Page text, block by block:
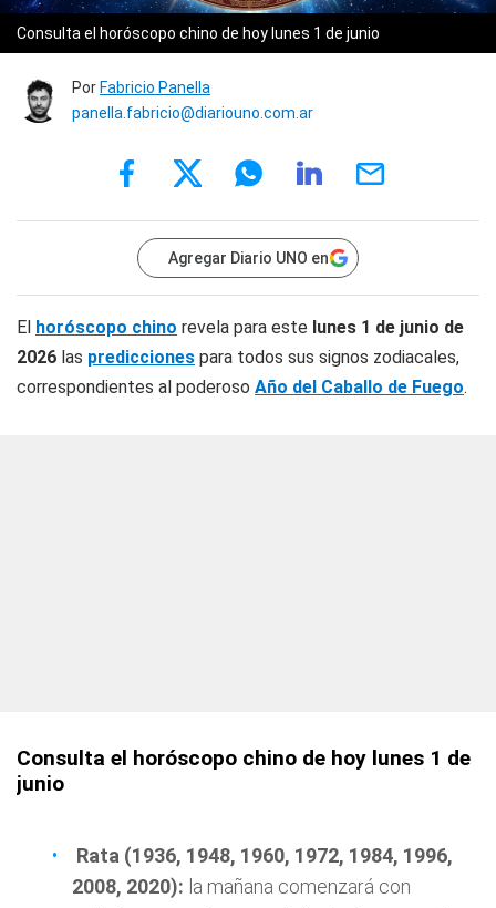
Consulta el horóscopo chino de hoy lunes 1 de junio
Por Fabricio Panella
panella.fabricio@diariouno.com.ar
Agregar Diario UNO en
El horóscopo chino revela para este lunes 1 de junio de
2026 las predicciones para todos sus signos zodiacales,
correspondientes al poderoso Año del Caballo de Fuego.
Consulta el horóscopo chino de hoy lunes 1 de
junio
Rata (1936, 1948, 1960, 1972, 1984, 1996,
2008, 2020): la mañana comenzará con